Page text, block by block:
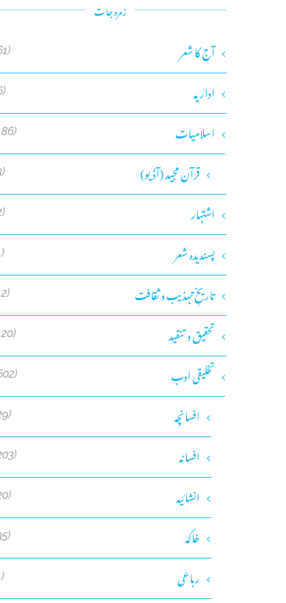
زمرہ جات
آج کا شعر (61)
اداریہ (6)
اسلامیات (186)
قرآن مجید (آڈیو) (3)
اشتہار (2)
پسندیدہ شعر (1)
تاریخِ تہذیب و ثقافت (12)
تحقیق و تنقید (120)
تخلیقی ادب (602)
افسانچہ (29)
افسانہ (203)
انشائیہ (20)
خاکہ (35)
رباعی (1)